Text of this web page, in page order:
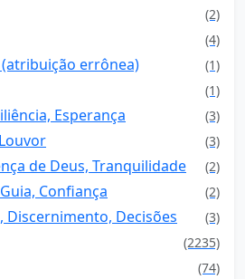
(2)
(4)
errônea) (1)
(1)
Esperança (3)
(3)
de Deus, Tranquilidade (2)
Confiança (2)
Discernimento, Decisões (3)
(2235)
(74)